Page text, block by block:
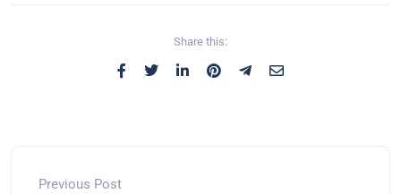
Share this:
Previous Post